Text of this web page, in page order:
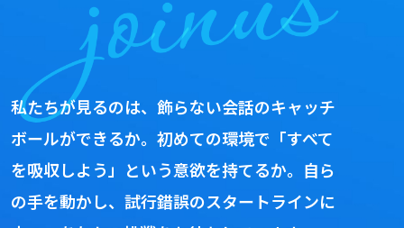
私たちが見るのは、飾らない会話のキャッチ
ボールができるか。初めての環境で「すべて
を吸収しよう」という意欲を持てるか。自ら
の手を動かし、試行錯誤のスタートラインに